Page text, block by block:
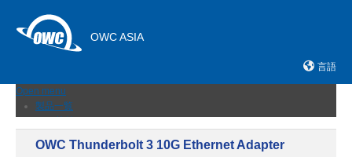
OWC ASIA
言語
Open menu
製品一覧
ネットワークストレージ
OWC Thunderbolt 3 10G Ethernet Adapter